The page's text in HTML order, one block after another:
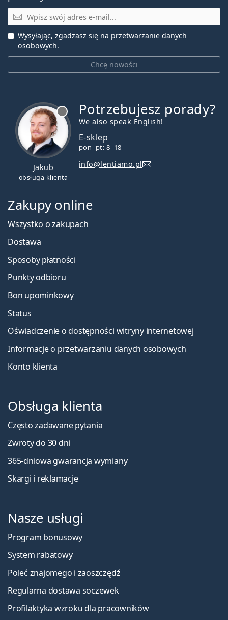
E-mail
Chcę nowości
Wysyłając, zgadzasz się na przetwarzanie danych
osobowych.
Jakub
obsługa klienta
Potrzebujesz porady?
We also speak English!
E-sklep
pon–pt: 8–18
info@lentiamo.pl
Zakupy online
Wszystko o zakupach
Dostawa
Sposoby płatności
Punkty odbioru
Bon upominkowy
Status
Oświadczenie o dostępności witryny internetowej
Informacje o przetwarzaniu danych osobowych
Konto klienta
Obsługa klienta
Często zadawane pytania
Zwroty do 30 dni
365-dniowa gwarancja wymiany
Skargi i reklamacje
Nasze usługi
Program bonusowy
System rabatowy
Poleć znajomego i zaoszczędź
Regularna dostawa soczewek
Profilaktyka wzroku dla pracowników